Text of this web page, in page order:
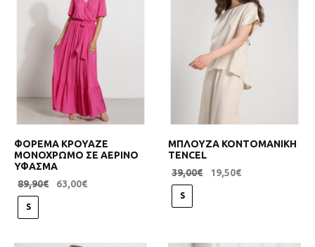
ΦΟΡΕΜΑ ΚΡΟΥΑΖΕ
ΜΟΝΟΧΡΩΜΟ ΣΕ ΑΕΡΙΝΟ
ΥΦΑΣΜΑ
89,90€ 63,00€
S
ΜΠΛΟΥΖΑ ΚΟΝΤΟΜΑΝΙΚΗ
TENCEL
39,00€ 19,50€
S